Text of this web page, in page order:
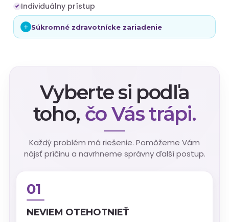
Individuálny prístup
+ Súkromné zdravotnícke zariadenie
Vyberte si podľa
toho, čo Vás trápi.
Každý problém má riešenie. Pomôžeme Vám
nájsť príčinu a navrhneme správny ďalší postup.
01
NEVIEM OTEHOTNIEŤ